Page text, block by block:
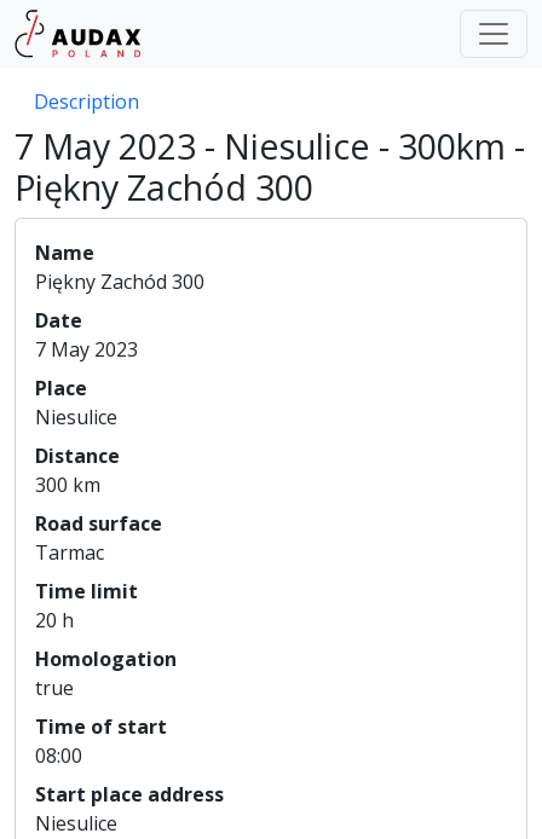
Description
7 May 2023 - Niesulice - 300km -
Piękny Zachód 300
Name
Piękny Zachód 300
Date
7 May 2023
Place
Niesulice
Distance
300 km
Road surface
Tarmac
Time limit
20 h
Homologation
true
Time of start
08:00
Start place address
Niesulice